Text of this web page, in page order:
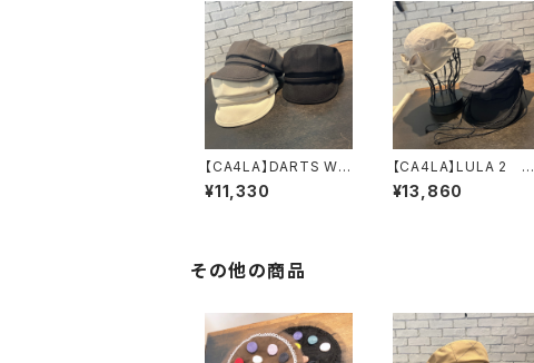
【CA4LA】DARTS WO
RK CAS 8 キャ
スケット TAM028
¥11,330
【CA4LA】LULA 2
キャップ SHK01
316
¥13,860
その他の商品